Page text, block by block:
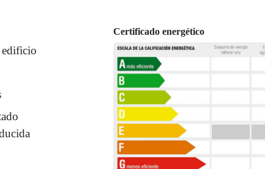
edificio
Certificado energético